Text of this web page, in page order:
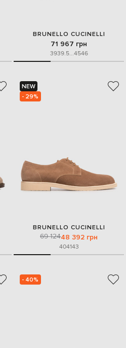
BRUNELLO CUCINELLI
71 967 грн
3939.5...4546
NEW
- 29%
BRUNELLO CUCINELLI
69 12448 392 грн
404143
- 40%